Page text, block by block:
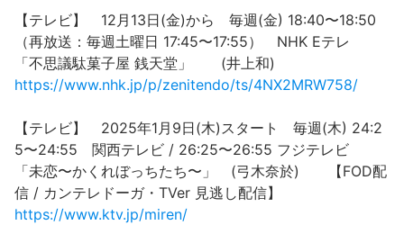
【テレビ】 12月13日(金)から 毎週(金) 18:40〜18:50
（再放送：毎週土曜日 17:45〜17:55） NHK Eテレ
「不思議駄菓子屋 銭天堂」 (井上和)
https://www.nhk.jp/p/zenitendo/ts/4NX2MRW758/
【テレビ】 2025年1月9日(木)スタート 毎週(木) 24:2
5〜24:55 関西テレビ / 26:25〜26:55 フジテレビ
「未恋〜かくれぼっちたち〜」 (弓木奈於) 【FOD配
信 / カンテレドーガ・TVer 見逃し配信】
https://www.ktv.jp/miren/